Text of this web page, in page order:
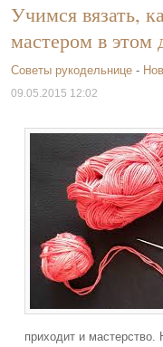
Учимся вязать,
мастером в этом
Советы рукодельнице -
09.05.2015 12:02
приходит и мастерство.